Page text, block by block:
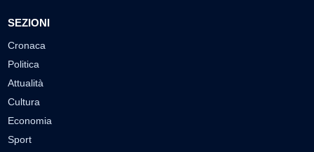
SEZIONI
Cronaca
Politica
Attualità
Cultura
Economia
Sport